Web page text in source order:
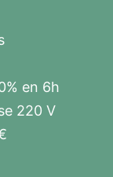
en 6h
220 V